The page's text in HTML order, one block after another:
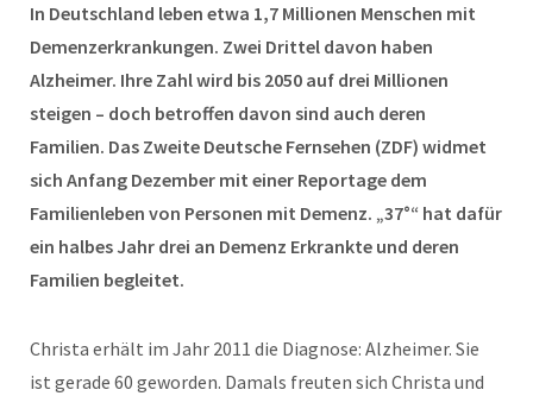
In Deutschland leben etwa 1,7 Millionen Menschen mit
Demenzerkrankungen. Zwei Drittel davon haben
Alzheimer. Ihre Zahl wird bis 2050 auf drei Millionen
steigen – doch betroffen davon sind auch deren
Familien. Das Zweite Deutsche Fernsehen (ZDF) widmet
sich Anfang Dezember mit einer Reportage dem
Familienleben von Personen mit Demenz. „37°“ hat dafür
ein halbes Jahr drei an Demenz Erkrankte und deren
Familien begleitet.
Christa erhält im Jahr 2011 die Diagnose: Alzheimer. Sie
ist gerade 60 geworden. Damals freuten sich Christa und